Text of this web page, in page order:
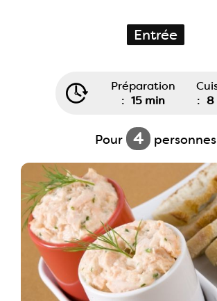
Entrée
Préparation
: 15 min
: 8
Pour 4 personnes